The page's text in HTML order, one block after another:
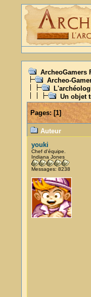
ArcheoGamers
Archeo-
Un objet
Pages:[1]
Auteur
youki
Chef d'équipe.
Indiana Jones
Messages: 8238